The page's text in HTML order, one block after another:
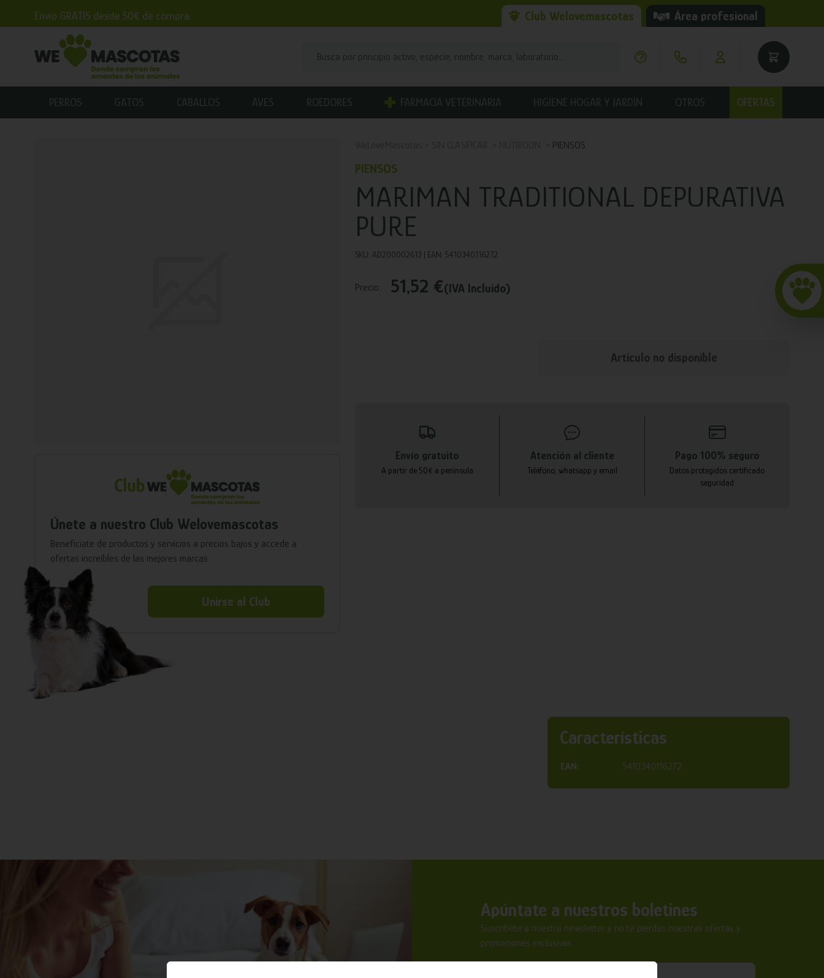
Envío GRATIS desde 50€ de compra Club Welovemascotas Área profesional
PERROS GATOS CABALLOS AVES ROEDORES FARMACIA VETERINARIA HIGIENE HOGAR Y JARDÍN OTROS OFERTAS
Únete a nuestro Club Welovemascotas
Benefíciate de productos y servicios a precios bajos y accede a
ofertas increíbles de las mejores marcas
Unirse al Club
PIENSOS
PIENSOS
MARIMAN TRADITIONAL DEPURATIVA
PURE
SKU: AD200002613 | EAN: 5410340116272
Precio: 51,52 €(IVA Incluido)
Articulo no disponible
Envío gratuito
A partir de 50€ a península
Atención al cliente
Teléfono, whatsapp y email
Pago 100% seguro
Datos protegidos certificado
seguridad
Características
EAN: 5410340116272
Apúntate a nuestros boletines
Suscríbete a nuestra newsletter y no te pierdas nuestras ofertas y
promociones exclusivas.